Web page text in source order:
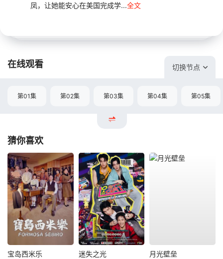
凤，让她能安心在美国完成学...全文
在线观看 切换节点
第01集 第02集 第03集 第04集 第05集
猜你喜欢
宝岛西米乐 迷失之光 月光壁垒